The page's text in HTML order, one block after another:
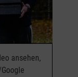
ansehen,